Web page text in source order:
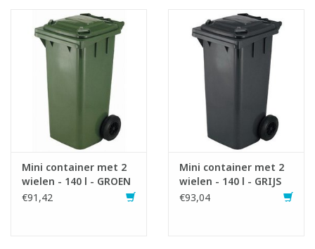
Mini container met 2
wielen - 140 l - GROEN
€91,42
Mini container met 2
wielen - 140 l - GRIJS
€93,04